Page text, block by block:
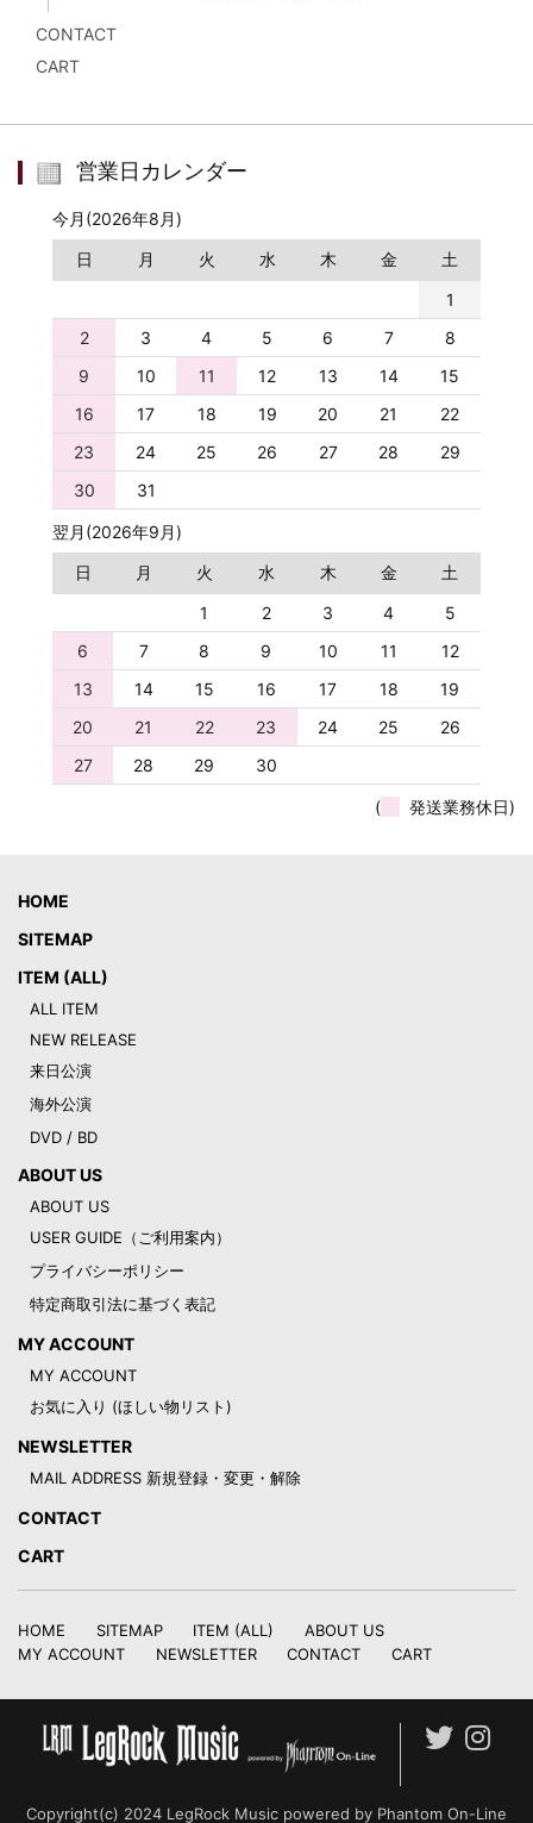
CONTACT
CART
営業日カレンダー
今月(2026年8月)
日
月 火 水 木 金
土
1
2
3 4 5 6 7
8
9
10 11 12 13 14
15
16
17 18 19 20 21
22
23
24 25 26 27 28
29
30
31
翌月(2026年9月)
日
月 火 水 木 金
土
1
2 3 4
5
6
7 8 9 10 11
12
13
14 15 16 17 18
19
20
21 22 23 24 25
26
27
28 29 30
( 発送業務休日)
HOME
SITEMAP
ITEM (ALL)
ALL ITEM
NEW RELEASE
来日公演
海外公演
DVD / BD
ABOUT US
ABOUT US
USER GUIDE（ご利用案内）
プライバシーポリシー
特定商取引法に基づく表記
MY ACCOUNT
MY ACCOUNT
お気に入り (ほしい物リスト)
NEWSLETTER
MAIL ADDRESS 新規登録・変更・解除
CONTACT
CART
HOME SITEMAP ITEM (ALL)
ABOUT US
MY ACCOUNT
NEWSLETTER CONTACT CART
Copyright(c) 2024 LegRock Music powered by Phantom On-Line